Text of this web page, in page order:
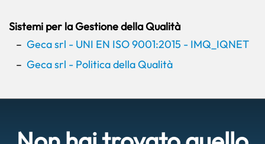
Sistemi per la Gestione della Qualità
Geca srl - UNI EN ISO 9001:2015 - IMQ_IQNET
Geca srl - Politica della Qualità